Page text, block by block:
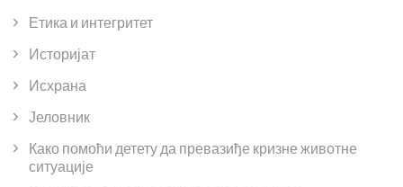
Етика и интегритет
Историјат
Исхрана
Јеловник
Како помоћи детету да превазиђе кризне животне
ситуације